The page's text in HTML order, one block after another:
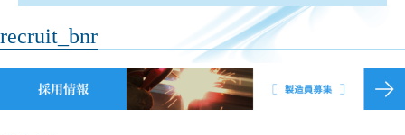
recruit_bnr